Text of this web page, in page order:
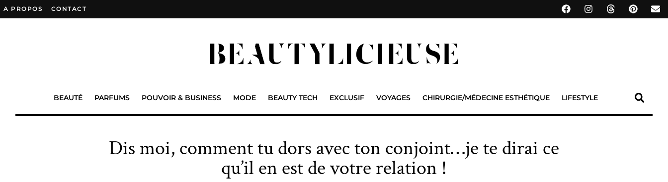
A PROPOS CONTACT
BEAUTÉ PARFUMS POUVOIR & BUSINESS MODE BEAUTY TECH EXCLUSIF VOYAGES CHIRURGIE/MÉDECINE ESTHÉTIQUE LIFESTYLE
Dis moi, comment tu dors avec ton conjoint…je te dirai ce
qu’il en est de votre relation !